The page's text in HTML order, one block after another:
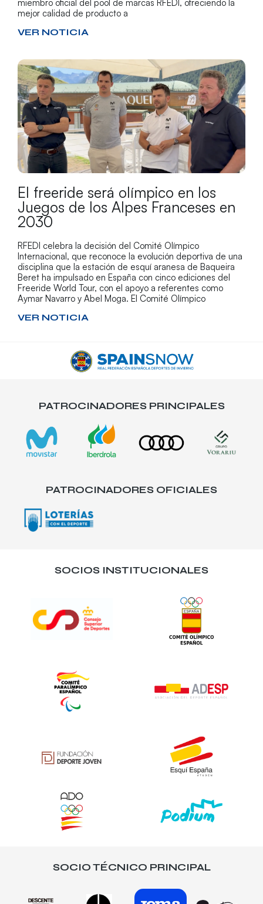
miembro oficial del pool de marcas RFEDI, ofreciendo la
mejor calidad de producto a
VER NOTICIA
El freeride será olímpico en los
Juegos de los Alpes Franceses en
2030
RFEDI celebra la decisión del Comité Olímpico
Internacional, que reconoce la evolución deportiva de una
disciplina que la estación de esquí aranesa de Baqueira
Beret ha impulsado en España con cinco ediciones del
Freeride World Tour, con el apoyo a referentes como
Aymar Navarro y Abel Moga. El Comité Olímpico
VER NOTICIA
PATROCINADORES PRINCIPALES
PATROCINADORES OFICIALES
SOCIOS INSTITUCIONALES
SOCIO TÉCNICO PRINCIPAL